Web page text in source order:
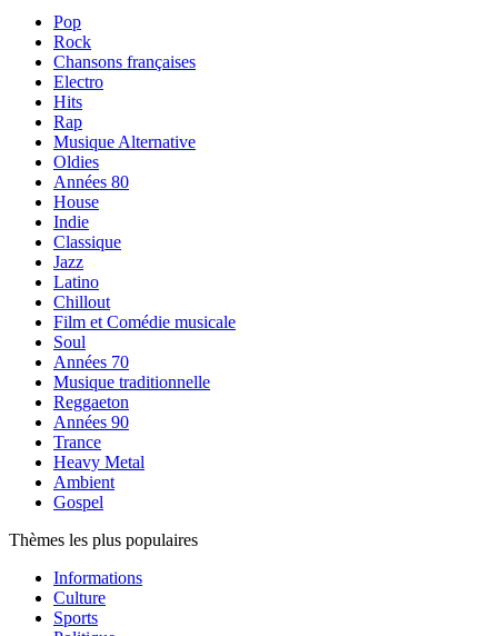
Pop
Rock
Chansons françaises
Electro
Hits
Rap
Musique Alternative
Oldies
Années 80
House
Indie
Classique
Jazz
Latino
Chillout
Film et Comédie musicale
Soul
Années 70
Musique traditionnelle
Reggaeton
Années 90
Trance
Heavy Metal
Ambient
Gospel
Thèmes les plus populaires
Informations
Culture
Sports